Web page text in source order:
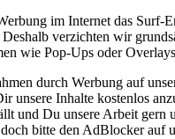
im Internet das Surf-
verzichten wir
wie Pop-Ups oder
durch Werbung auf
unsere Inhalte kostenlos
und Du unsere Arbeit gern
bitte den AdBlocker auf